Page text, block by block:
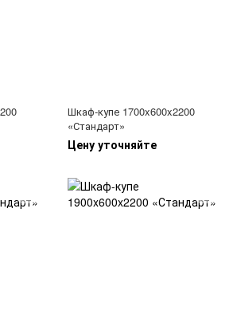
Шкаф-купе 1700x600x2200
«Стандарт»
Цену уточняйте